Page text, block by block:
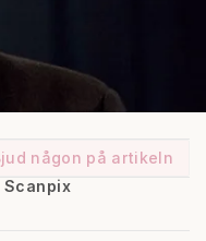
någon på artikeln
Scanpix